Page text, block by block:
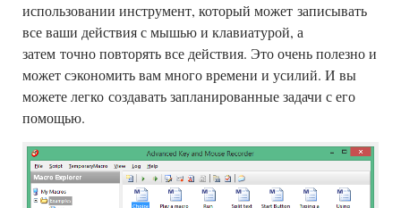
использовании инструмент, который может записывать
все ваши действия с мышью и клавиатурой, а
затем точно повторять все действия. Это очень полезно и
может сэкономить вам много времени и усилий. И вы
можете легко создавать запланированные задачи с его
помощью.